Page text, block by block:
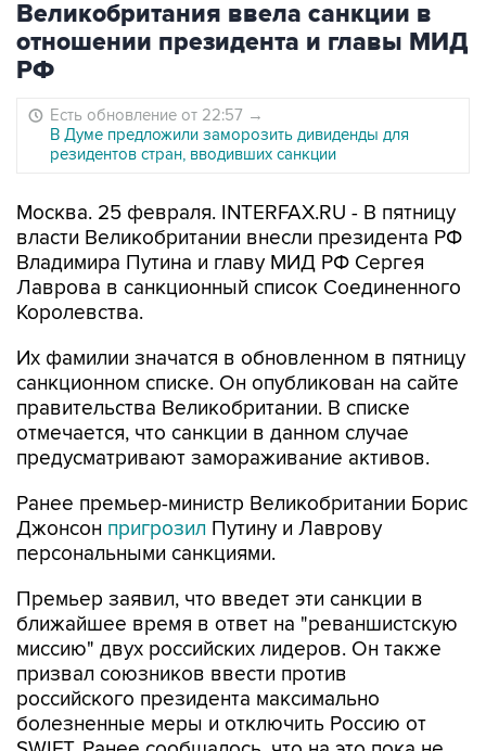
Великобритания ввела санкции в
отношении президента и главы МИД
РФ
Есть обновление от 22:57 →
В Думе предложили заморозить дивиденды для
резидентов стран, вводивших санкции
Москва. 25 февраля. INTERFAX.RU - В пятницу
власти Великобритании внесли президента РФ
Владимира Путина и главу МИД РФ Сергея
Лаврова в санкционный список Соединенного
Королевства.
Их фамилии значатся в обновленном в пятницу
санкционном списке. Он опубликован на сайте
правительства Великобритании. В списке
отмечается, что санкции в данном случае
предусматривают замораживание активов.
Ранее премьер-министр Великобритании Борис
Джонсон пригрозил Путину и Лаврову
персональными санкциями.
Премьер заявил, что введет эти санкции в
ближайшее время в ответ на "реваншистскую
миссию" двух российских лидеров. Он также
призвал союзников ввести против
российского президента максимально
болезненные меры и отключить Россию от